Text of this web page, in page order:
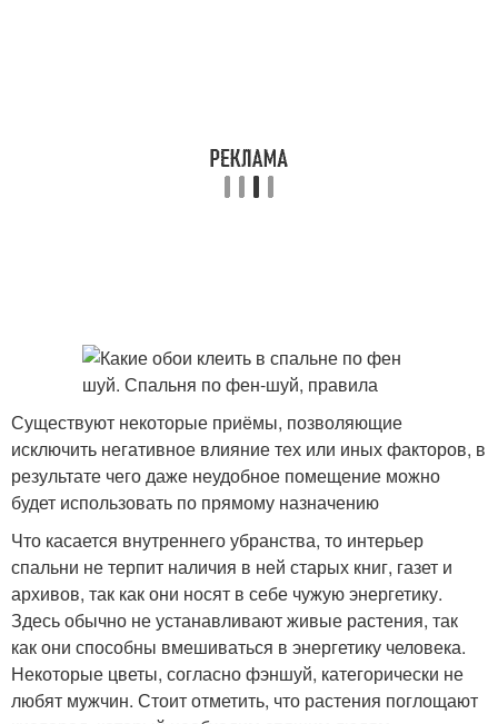
Существуют некоторые приёмы, позволяющие
исключить негативное влияние тех или иных факторов, в
результате чего даже неудобное помещение можно
будет использовать по прямому назначению
Что касается внутреннего убранства, то интерьер
спальни не терпит наличия в ней старых книг, газет и
архивов, так как они носят в себе чужую энергетику.
Здесь обычно не устанавливают живые растения, так
как они способны вмешиваться в энергетику человека.
Некоторые цветы, согласно фэншуй, категорически не
любят мужчин. Стоит отметить, что растения поглощают